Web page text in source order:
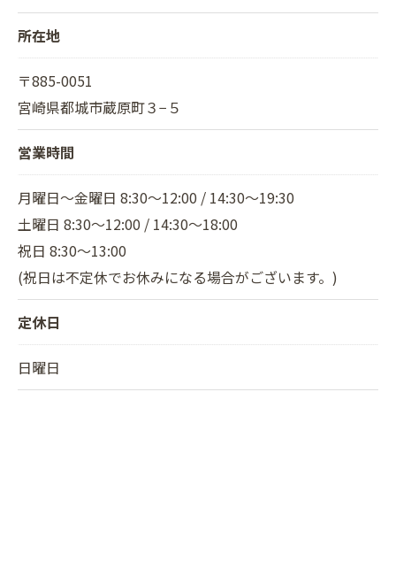
所在地
〒885-0051
宮崎県都城市蔵原町３−５
営業時間
月曜日～金曜日 8:30～12:00 / 14:30～19:30
土曜日 8:30～12:00 / 14:30～18:00
祝日 8:30～13:00
(祝日は不定休でお休みになる場合がございます。)
定休日
日曜日